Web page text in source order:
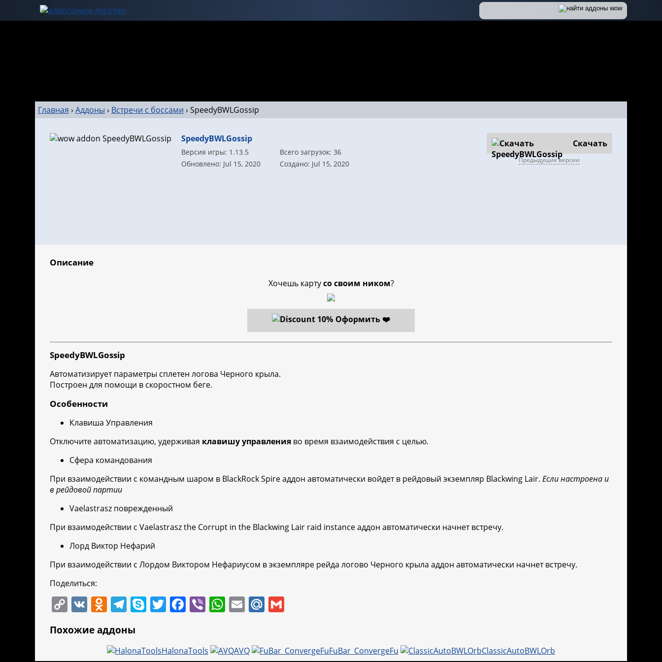
Главная › Аддоны › Встречи с боссами › SpeedyBWLGossip
SpeedyBWLGossip
Версия игры: 1.13.5
Всего загрузок: 36
Обновлено: Jul 15, 2020
Создано: Jul 15, 2020
Скачать
Предыдущие версии
Описание
Хочешь картусо своим ником?
Оформить ❤️
SpeedyBWLGossip
Автоматизирует параметры сплетен логова Черного крыла.
Построен для помощи в скоростном беге.
Особенности
Клавиша Управления
Отключите автоматизацию, удерживая клавишу управления во время взаимодействия с целью.
Сфера командования
При взаимодействии с командным шаром в BlackRock Spire аддон автоматически войдет в рейдовый экземпляр Blackwing Lair. Если настроена и
в рейдовой партии
Vaelastrasz поврежденный
При взаимодействии с Vaelastrasz the Corrupt in the Blackwing Lair raid instance аддон автоматически начнет встречу.
Лорд Виктор Нефарий
При взаимодействии с Лордом Виктором Нефариусом в экземпляре рейда логово Черного крыла аддон автоматически начнет встречу.
Поделиться:
C
p
V O
n
o
T
e
gr
S
p
T
er
F
e
Vi W
s
E
l
M
R l
Похожие аддоны
HalonaTools AVQ FuBar_ConvergeFu ClassicAutoBWLOrb